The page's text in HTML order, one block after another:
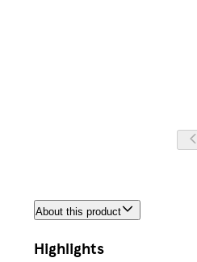
About this product
Highlights